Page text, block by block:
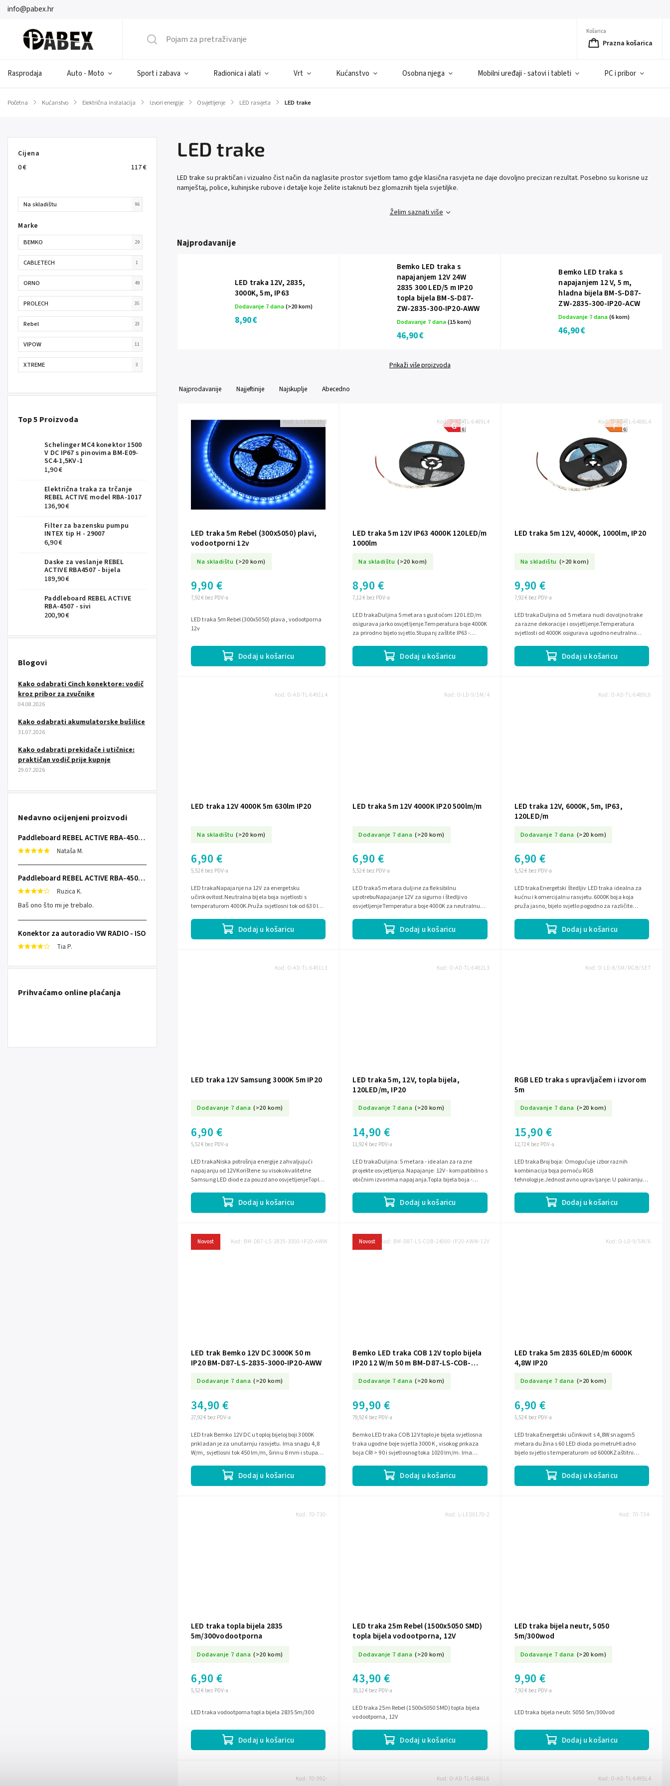
info@pabex.hr
Košarica
Prazna košarica
Rasprodaja Auto - Moto Sport i zabava Radionica i alati Vrt Kućanstvo Osobna njega Mobilni uređaji - satovi i tableti PC i pribor
Početna / Kućanstvo / Električna instalacija / Izvori energije / Osvjetljenje / LED rasvjeta / LED trake
Cijena
0€ 117€
Na skladištu 96
Marke
BEMKO 29
CABLETECH 1
ORNO 49
PROLECH 35
Rebel 23
VIPOW 11
XTREME 3
Top 5 Proizvoda
Schelinger MC4 konektor 1500
V DC IP67 s pinovima BM-E09-
SC4-1,5KV-1
1,90 €
Električna traka za trčanje
REBEL ACTIVE model RBA-1017
136,90 €
Filter za bazensku pumpu
INTEX tip H - 29007
6,90 €
Daske za veslanje REBEL
ACTIVE RBA4507 - bijela
189,90 €
Paddleboard REBEL ACTIVE
RBA-4507 - sivi
200,90 €
Blogovi
Kako odabrati Cinch konektore: vodič
kroz pribor za zvučnike
04.08.2026
Kako odabrati akumulatorske bušilice
31.07.2026
Kako odabrati prekidače i utičnice:
praktičan vodič prije kupnje
29.07.2026
Nedavno ocijenjeni proizvodi
Paddleboard REBEL ACTIVE RBA-4507 - sivi
Nataša M.
Paddleboard REBEL ACTIVE RBA-4507 - sivi
Ruzica K.
Baš ono što mi je trebalo.
Konektor za autoradio VW RADIO - ISO
Tia P.
Prihvaćamo online plaćanja
LED trake
LED trake su praktičan i vizualno čist način da naglasite prostor svjetlom tamo gdje klasična rasvjeta ne daje dovoljno precizan rezultat. Posebno su korisne uz
namještaj, police, kuhinjske rubove i detalje koje želite istaknuti bez glomaznih tijela svjetiljke.
Želim saznati više
Najprodavanije
LED traka 12V, 2835,
3000K, 5m, IP63
Dodavanje 7 dana(>20 kom)
8,90 €
Bemko LED traka s
napajanjem 12V 24W
2835 300 LED/5 m IP20
topla bijela BM-S-D87-
ZW-2835-300-IP20-AWW
Dodavanje 7 dana(15 kom)
46,90 €
Bemko LED traka s
napajanjem 12 V, 5 m,
hladna bijela BM-S-D87-
ZW-2835-300-IP20-ACW
Dodavanje 7 dana(6 kom)
46,90 €
Prikaži više proizvoda
Najprodavanije Najjeftinije Najskuplje Abecedno
LED traka 5m Rebel (300x5050) plavi,
vodootporni 12v
Na skladištu (>20 kom)
7,92 € bez PDV-a
9,90 €
Dodaj u košaricu
LED traka 5m Rebel (300x5050) plava, vodootporna
12v
Kod:L-LED0135-3
LED traka 5m 12V IP63 4000K 120LED/m
1000lm
Na skladištu (>20 kom)
7,12 € bez PDV-a
8,90 €
Dodaj u košaricu
LED trakaDuljina 5 metara s gustoćom 120 LED/m
osigurava jarko osvjetljenje.Temperatura boje 4000K
za prirodno bijelo svjetlo.Stupanj zaštite IP63 -
Kod: O-AD-TL-6489L4
LED traka 5m 12V, 4000K, 1000lm, IP20
Na skladištu (>20 kom)
7,92 € bez PDV-a
9,90 €
Dodaj u košaricu
LED trakaDuljina od 5 metara nudi dovoljno trake
za razne dekoracije i osvjetljenje.Temperatura
svjetlosti od 4000K osigurava ugodno neutralno
Kod: O-AD-TL-6488L4
LED traka 12V 4000K 5m 630lm IP20
Na skladištu (>20 kom)
5,52 € bez PDV-a
6,90 €
Dodaj u košaricu
LED trakaNapajanje na 12V za energetsku
učinkovitost.Neutralna bijela boja svjetlosti s
temperaturom 4000K.Pruža svjetlosni tok od 630 lm,
Kod:O-AD-TL-6491L4
LED traka 5m 12V 4000K IP20 500lm/m
Dodavanje 7 dana (>20 kom)
5,52 € bez PDV-a
6,90 €
Dodaj u košaricu
LED traka5 metara duljine za fleksibilnu
upotrebuNapajanje 12V za sigurno i štedljivo
osvjetljenjeTemperatura boje 4000K za neutralnu
Kod: O-LD-9/5M/4
LED traka 12V, 6000K, 5m, IP63,
120LED/m
Dodavanje 7 dana (>20 kom)
5,52 € bez PDV-a
6,90 €
Dodaj u košaricu
LED trakaEnergetski štedljiv LED traka idealna za
kućnu i komercijalnu rasvjetu.6000K boja koja
pruža jasno, bijelo svjetlo pogodno za različite
Kod: O-AD-TL-6489L6
LED traka 12V Samsung 3000K 5m IP20
Dodavanje 7 dana (>20 kom)
5,52 € bez PDV-a
6,90 €
Dodaj u košaricu
LED trakaNiska potrošnja energije zahvaljujući
napajanju od 12VKorištene su visokokvalitetne
Samsung LED diode za pouzdano osvjetljenjeTopla
Kod:O-AD-TL-6491L3
LED traka 5m, 12V, topla bijela,
120LED/m, IP20
Dodavanje 7 dana (>20 kom)
11,92 € bez PDV-a
14,90 €
Dodaj u košaricu
LED trakaDuljina: 5 metara - idealan za razne
projekte osvjetljenja.Napajanje: 12V - kompatibilno s
običnim izvorima napajanja.Topla bijela boja -
Kod: O-AD-TL-6492L3
RGB LED traka s upravljačem i izvorom
5m
Dodavanje 7 dana (>20 kom)
12,72 € bez PDV-a
15,90 €
Dodaj u košaricu
LED trakaBroj boja: Omogućuje izbor raznih
kombinacija boja pomoću RGB
tehnologije.Jednostavno upravljanje: U pakiranju
podešavanje...
Kod: O-LD-8/5M/RGB/SET
Novost
LED trak Bemko 12V DC 3000K 50 m
IP20 BM-D87-LS-2835-3000-IP20-AWW
Dodavanje 7 dana (>20 kom)
27,92 € bez PDV-a
34,90 €
Dodaj u košaricu
LED trak Bemko 12V DC u toploj bijeloj boji 3000K
prikladan je za unutarnju rasvjetu. Ima snagu 4,8
W/m, svjetlosni tok 450 lm/m, širinu 8 mm i stupanj
Kod: BM-D87-LS-2835-3000-IP20-AWW Novost
Bemko LED traka COB 12V toplo bijela
IP20 12 W/m 50 m BM-D87-LS-COB-
Dodavanje 7 dana (>20 kom)
79,92 € bez PDV-a
99,90 €
Dodaj u košaricu
Bemko LED traka COB 12V toplo je bijela svjetlosna
traka ugodne boje svjetla 3000 K, visokog prikaza
boja CRI > 90 i svjetlosnog toka 1020 lm/m. Ima
Kod: BM-D87-LS-COB-24000-IP20-AWW-12V
LED traka 5m 2835 60LED/m 6000K
4,8W IP20
Dodavanje 7 dana (>20 kom)
5,52 € bez PDV-a
6,90 €
Dodaj u košaricu
LED trakaEnergetski učinkovit s 4,8W snagom5
metara dužina s 60 LED dioda po metruHladno
bijelo svjetlo s temperaturom od 6000KZaštitni
Kod: O-LD-9/5M/6
LED traka topla bijela 2835
5m/300vodootporna
Dodavanje 7 dana (>20 kom)
5,52 € bez PDV-a
6,90 €
Dodaj u košaricu
LED traka vodootporna topla bijela 2835 5m/300
Kod: 70-730-
LED traka 25m Rebel (1500x5050 SMD)
topla bijela vodootporna, 12V
Dodavanje 7 dana (>20 kom)
35,12 € bez PDV-a
43,90 €
Dodaj u košaricu
LED traka 25m Rebel (1500x5050 SMD) topla bijela
vodootporna, 12V
Kod: L-LED0170-2
LED traka bijela neutr, 5050
5m/300wod
Dodavanje 7 dana (>20 kom)
7,92 € bez PDV-a
9,90 €
Dodaj u košaricu
LED traka bijela neutr. 5050 5m/300vod
Kod: 70-734-
Kod: 70-992- Kod: O-AD-TL-6486L6 Kod: O-AD-TL-6495L4